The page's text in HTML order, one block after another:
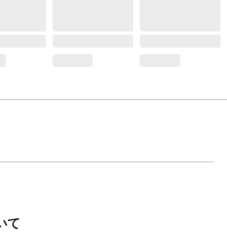
ないでください。●本製品はカーペット
て